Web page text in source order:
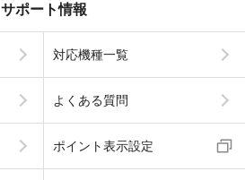
サポート情報
対応機種一覧
よくある質問
ポイント表示設定